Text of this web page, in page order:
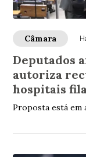
Câmara
Deputados
autoriza
hospitais
Proposta está em